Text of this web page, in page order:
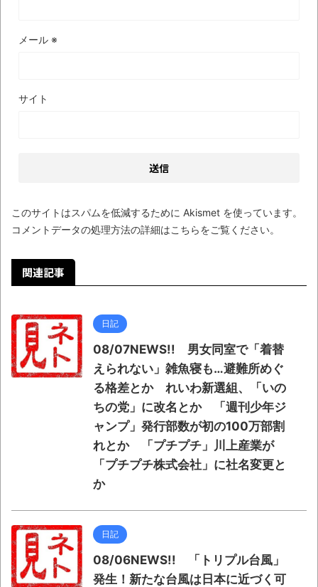
メール ※
サイト
このサイトはスパムを低減するために Akismet を使っています。
コメントデータの処理方法の詳細はこちらをご覧ください。
関連記事
日記
08/07NEWS!! 男女同室で「着替
えられない」雑魚寝も…避難所めぐ
る格差とか れいわ新選組、「いの
ちの党」に改名とか 「週刊少年ジ
ャンプ」発行部数が初の100万部割
れとか 「プチプチ」川上産業が
「プチプチ株式会社」に社名変更と
か
日記
08/06NEWS!! 「トリプル台風」
発生！新たな台風は日本に近づく可